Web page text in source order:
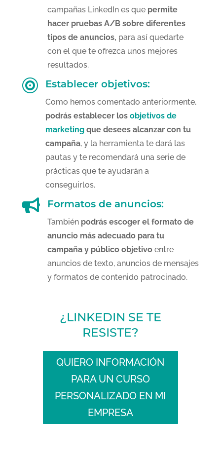
campañas LinkedIn es que permite
hacer pruebas A/B sobre diferentes
tipos de anuncios, para así quedarte
con el que te ofrezca unos mejores
resultados.
 Establecer objetivos:
Como hemos comentado anteriormente,
podrás establecer los objetivos de
marketingque desees alcanzar con tu
campaña, y la herramienta te dará las
pautas y te recomendará una serie de
prácticas que te ayudarán a
conseguirlos.
 Formatos de anuncios:
También podrás escoger el formato de
anuncio más adecuado para tu
campaña y público objetivoentre
anuncios de texto, anuncios de mensajes
y formatos de contenido patrocinado.
¿LINKEDIN SE TE
RESISTE?
QUIERO INFORMACIÓN
PARA UN CURSO
PERSONALIZADO EN MI
EMPRESA